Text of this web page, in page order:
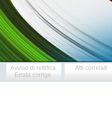
Avviso di rettifica
Errata corrige
Atti correlati